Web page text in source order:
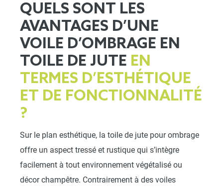
QUELS SONT LES
AVANTAGES D’UNE
VOILE D’OMBRAGE EN
TOILE DE JUTE EN
TERMES D’ESTHÉTIQUE
ET DE FONCTIONNALITÉ
?
Sur le plan esthétique, la toile de jute pour ombrage
offre un aspect tressé et rustique qui s’intègre
facilement à tout environnement végétalisé ou
décor champêtre. Contrairement à des voiles